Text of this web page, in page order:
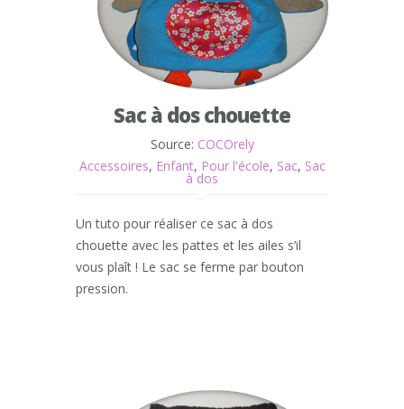
Sac à dos chouette
Source: COCOrely
Accessoires, Enfant, Pour l'école, Sac, Sac
à dos
Un tuto pour réaliser ce sac à dos
chouette avec les pattes et les ailes s’il
vous plaît ! Le sac se ferme par bouton
pression.